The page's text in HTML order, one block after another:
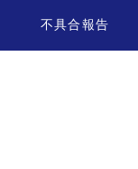
不具合報告